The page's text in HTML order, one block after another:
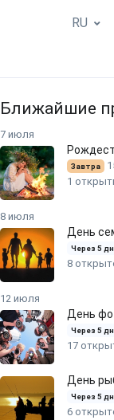
RU
Ближайшие
7 июля
Завтра
1
8 июля
День
Через 5
8
12 июля
День
Через 5
17
День
Через 5
6